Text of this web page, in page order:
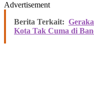
Advertisement
Berita Terkait:
Kota Tak Cuma di